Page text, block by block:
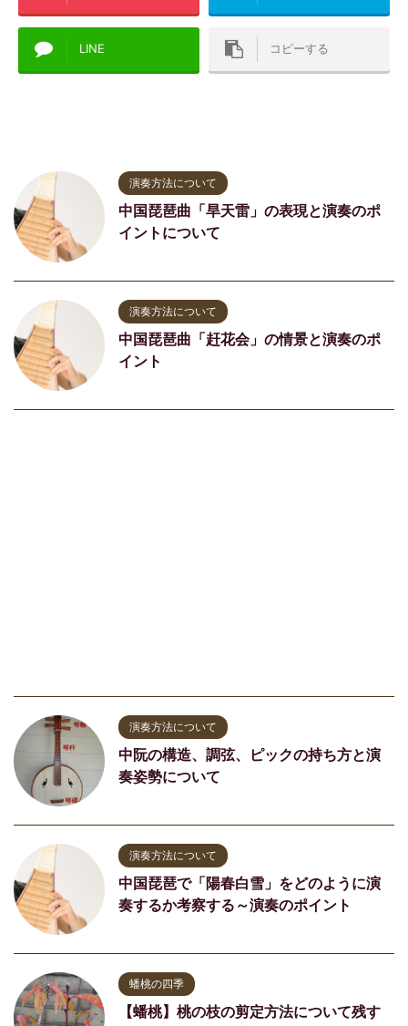
LINE コピーする
演奏方法について
中国琵琶曲「旱天雷」の表現と演奏のポ
イントについて
演奏方法について
中国琵琶曲「赶花会」の情景と演奏のポ
イント
演奏方法について
中阮の構造、調弦、ピックの持ち方と演
奏姿勢について
演奏方法について
中国琵琶で「陽春白雪」をどのように演
奏するか考察する～演奏のポイント
蟠桃の四季
【蟠桃】桃の枝の剪定方法について残す